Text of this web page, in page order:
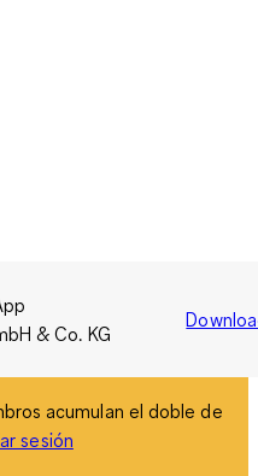
& Co. KG
acumulan el doble de
sesión